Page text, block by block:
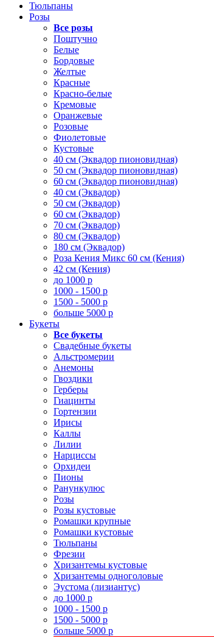
Тюльпаны
Розы
Все розы
Поштучно
Белые
Бордовые
Желтые
Красные
Красно-белые
Кремовые
Оранжевые
Розовые
Фиолетовые
Кустовые
40 см (Эквадор пионовидная)
50 см (Эквадор пионовидная)
60 см (Эквадор пионовидная)
40 см (Эквадор)
50 см (Эквадор)
60 см (Эквадор)
70 см (Эквадор)
80 см (Эквадор)
180 см (Эквадор)
Роза Кения Микс 60 см (Кения)
42 см (Кения)
до 1000 р
1000 - 1500 р
1500 - 5000 р
больше 5000 р
Букеты
Все букеты
Свадебные букеты
Альстромерии
Анемоны
Гвоздики
Герберы
Гиацинты
Гортензии
Ирисы
Каллы
Лилии
Нарциссы
Орхидеи
Пионы
Ранункулюс
Розы
Розы кустовые
Ромашки крупные
Ромашки кустовые
Тюльпаны
Фрезии
Хризантемы кустовые
Хризантемы одноголовые
Эустома (лизиантус)
до 1000 р
1000 - 1500 р
1500 - 5000 р
больше 5000 р